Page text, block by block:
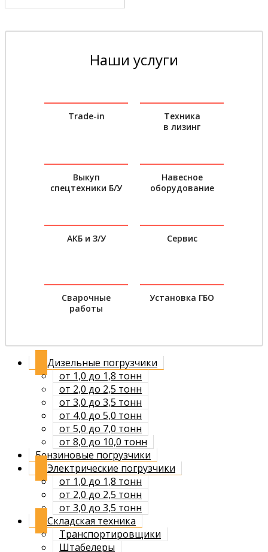
Наши услуги
Trade-in
Техника
в лизинг
Выкуп
спецтехники Б/У
Навесное
оборудование
АКБ и З/У Сервис
Сварочные
работы
Установка ГБО
Дизельные погрузчики
от 1,0 до 1,8 тонн
от 2,0 до 2,5 тонн
от 3,0 до 3,5 тонн
от 4,0 до 5,0 тонн
от 5,0 до 7,0 тонн
от 8,0 до 10,0 тонн
Бензиновые погрузчики
Электрические погрузчики
от 1,0 до 1,8 тонн
от 2,0 до 2,5 тонн
от 3,0 до 3,5 тонн
Складская техника
Транспортировщики
Штабелеры